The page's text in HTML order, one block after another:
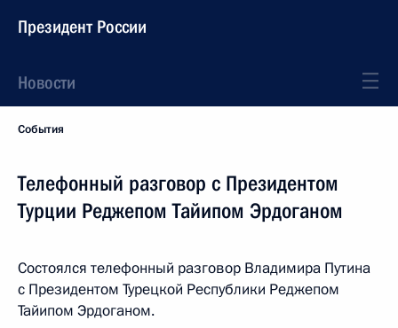
Президент России
Новости
События
Телефонный разговор с Президентом
Турции Реджепом Тайипом Эрдоганом
Состоялся телефонный разговор Владимира Путина
с Президентом Турецкой Республики Реджепом
Тайипом Эрдоганом.